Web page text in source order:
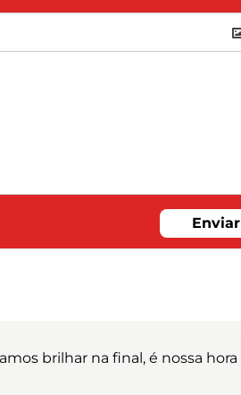
Enviar
brilhar na final, é nossa hora